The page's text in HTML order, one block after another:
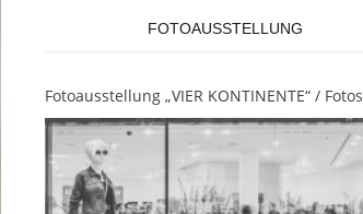
FOTOAUSSTELLUNG
Fotoausstellung „VIER KONTINENTE“ / Fotos